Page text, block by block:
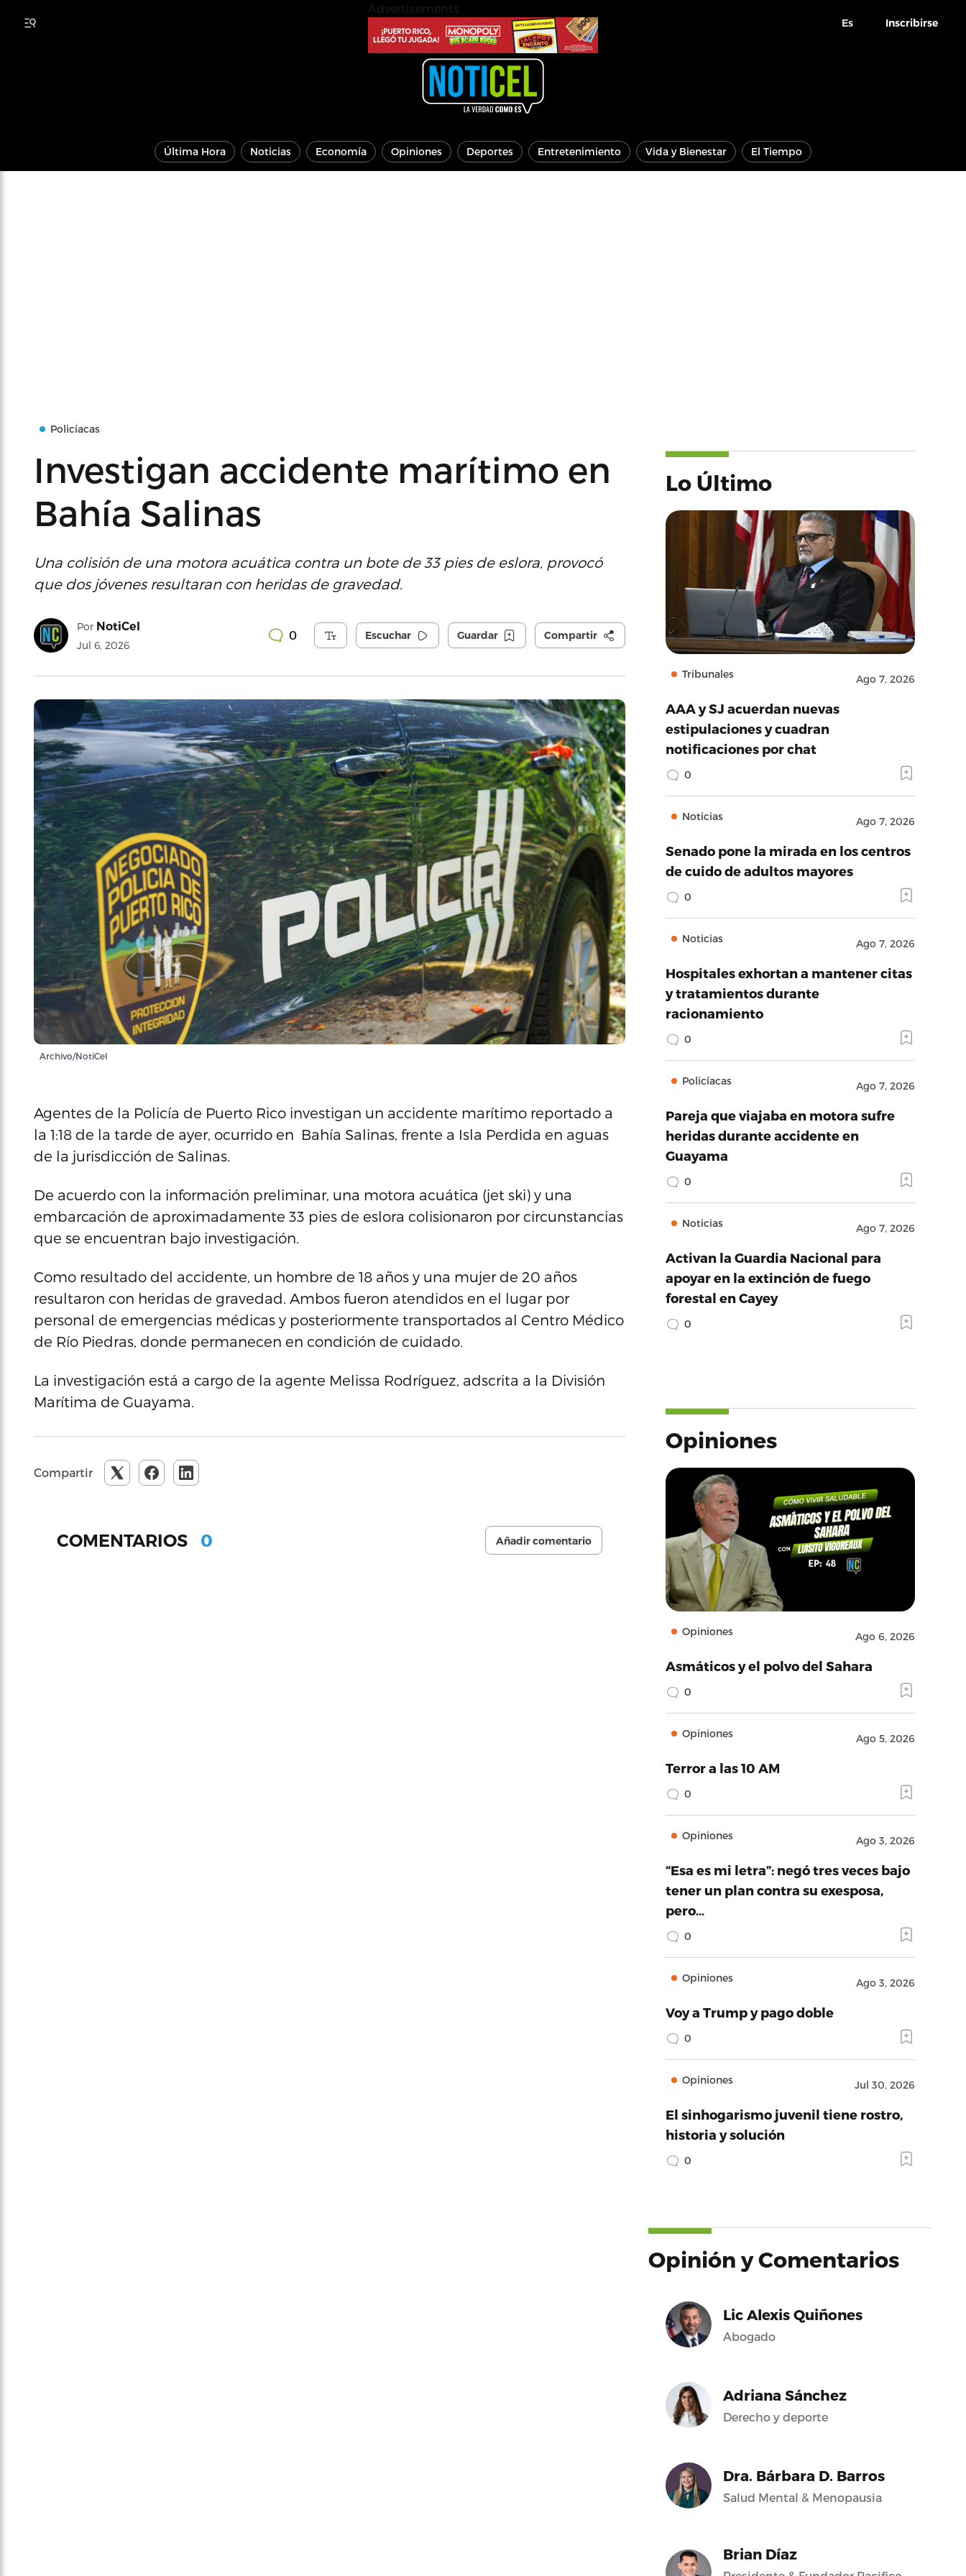
Es Inscribirse
Última Hora Noticias Economía Opiniones Deportes Entretenimiento Vida y Bienestar El Tiempo
Policíacas
Investigan accidente marítimo en
Bahía Salinas
Una colisión de una motora acuática contra un bote de 33 pies de eslora, provocó
que dos jóvenes resultaran con heridas de gravedad.
Por NotiCel
Jul 6, 2026
0 Escuchar Guardar Compartir
Archivo/NotiCel
Agentes de la Policía de Puerto Rico investigan un accidente marítimo reportado a
la 1:18 de la tarde de ayer, ocurrido en Bahía Salinas, frente a Isla Perdida en aguas
de la jurisdicción de Salinas.
De acuerdo con la información preliminar, una motora acuática (jet ski) y una
embarcación de aproximadamente 33 pies de eslora colisionaron por circunstancias
que se encuentran bajo investigación.
Como resultado del accidente, un hombre de 18 años y una mujer de 20 años
resultaron con heridas de gravedad. Ambos fueron atendidos en el lugar por
personal de emergencias médicas y posteriormente transportados al Centro Médico
de Río Piedras, donde permanecen en condición de cuidado.
La investigación está a cargo de la agente Melissa Rodríguez, adscrita a la División
Marítima de Guayama.
Compartir
COMENTARIOS 0 Añadir comentario
Lo Último
Tribunales Ago 7, 2026
AAA y SJ acuerdan nuevas
estipulaciones y cuadran
notificaciones por chat
0
Noticias Ago 7, 2026
Senado pone la mirada en los centros
de cuido de adultos mayores
0
Noticias Ago 7, 2026
Hospitales exhortan a mantener citas
y tratamientos durante
racionamiento
0
Policíacas Ago 7, 2026
Pareja que viajaba en motora sufre
heridas durante accidente en
Guayama
0
Noticias Ago 7, 2026
Activan la Guardia Nacional para
apoyar en la extinción de fuego
forestal en Cayey
0
Opiniones
Opiniones Ago 6, 2026
Asmáticos y el polvo del Sahara
0
Opiniones Ago 5, 2026
Terror a las 10 AM
0
Opiniones Ago 3, 2026
“Esa es mi letra”: negó tres veces bajo
tener un plan contra su exesposa,
pero…
0
Opiniones Ago 3, 2026
Voy a Trump y pago doble
0
Opiniones Jul 30, 2026
El sinhogarismo juvenil tiene rostro,
historia y solución
0
Opinión y Comentarios
Lic Alexis Quiñones
Abogado
Adriana Sánchez
Derecho y deporte
Dra. Bárbara D. Barros
Salud Mental & Menopausia
Brian Díaz